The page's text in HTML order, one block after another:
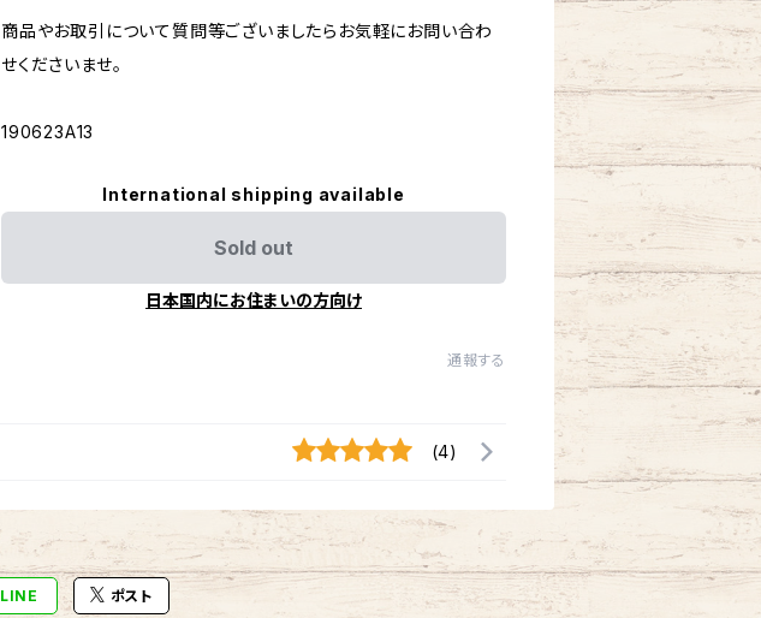
商品やお取引について質問等ございましたらお気軽にお問い合わ
せくださいませ。
190623A13
International shipping available
Sold out
日本国内にお住まいの方向け
通報する
(4)
LINE ポスト